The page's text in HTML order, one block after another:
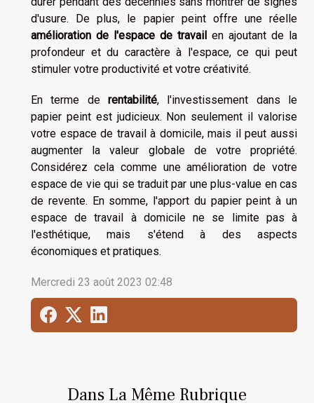
Dans La Même Rubrique
d'usure. De plus, le papier peint offre une réelle
amélioration de l'espace de travail en ajoutant de la
profondeur et du caractère à l'espace, ce qui peut
stimuler votre productivité et votre créativité.
En terme de rentabilité, l'investissement dans le
papier peint est judicieux. Non seulement il valorise
votre espace de travail à domicile, mais il peut aussi
augmenter la valeur globale de votre propriété.
Considérez cela comme une amélioration de votre
espace de vie qui se traduit par une plus-value en cas
de revente. En somme, l'apport du papier peint à un
espace de travail à domicile ne se limite pas à
l'esthétique, mais s'étend à des aspects
économiques et pratiques.
Mercredi 23 août 2023 02:48